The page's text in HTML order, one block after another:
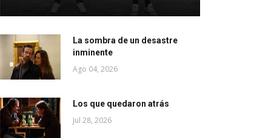
La sombra de un desastre
inminente
Ago 04, 2026
Los que quedaron atrás
Jul 28, 2026